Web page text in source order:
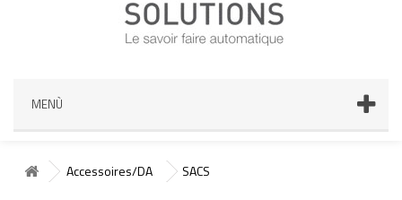
MENÙ
Accessoires/DA SACS